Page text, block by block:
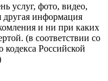
услуг, фото, видео,
другая информация
и ни при каких
(в соответствии со
кодекса Российской